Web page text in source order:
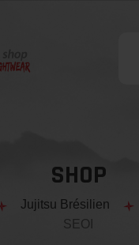
SHOP
Jujitsu Brésilien
SEOI